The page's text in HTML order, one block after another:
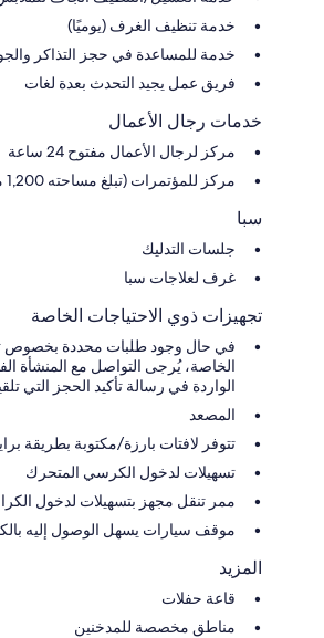
خدمة تنظيف الغرف (يوميًا)
خدمة للمساعدة في حجز التذاكر
فريق عمل يجيد التحدث بعدة لغات
خدمات رجال الأعمال
مركز لرجال الأعمال مفتوح 24 ساعة
مركز للمؤتمرات (تبلغ مساحته 1,200 متر مربع)
سبا
جلسات التدليك
غرف لعلاجات سبا
تجهيزات ذوي الاحتياجات الخاصة
في حال وجود طلبات محددة بخصوص
الخاصة، يُرجى التواصل مع المنشأة
الواردة في رسالة تأكيد الحجز التي
المصعد
تتوفر لافتات بارزة/مكتوبة بطريقة
تسهيلات لدخول الكرسي المتحرك
ممر تنقل مجهز بتسهيلات لدخول
موقف سيارات يسهل الوصول إليه
المزيد
قاعة حفلات
مناطق مخصصة للمدخنين